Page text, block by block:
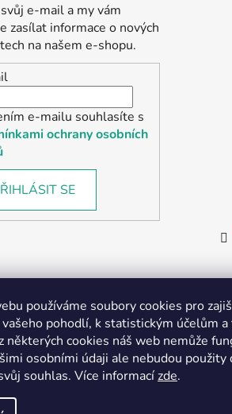
používáme soubory cookies pro
pohodlí, k statistickým účelům
některých cookies náš web nemůže
osobními údaji ale nebudou použity
souhlas. Více informacízde.
e-mail a my vám
zasílat informace o nových
na našem e-shopu.
e-mailu souhlasíte s
ochrany osobních
SE
Partnerská prodejna